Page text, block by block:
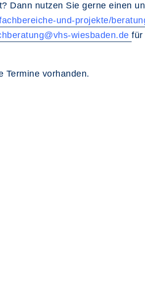
Dann nutzen Sie gerne einen
und-projekte/
wiesbaden.de für
Termine vorhanden.